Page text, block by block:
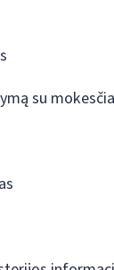
su